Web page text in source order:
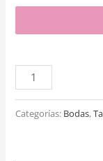
Categorías: Bodas,